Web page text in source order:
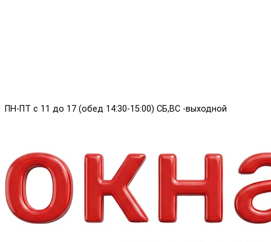
ПН-ПТ с 11 до 17 (обед 14:30-15:00) СБ,ВС -выходной